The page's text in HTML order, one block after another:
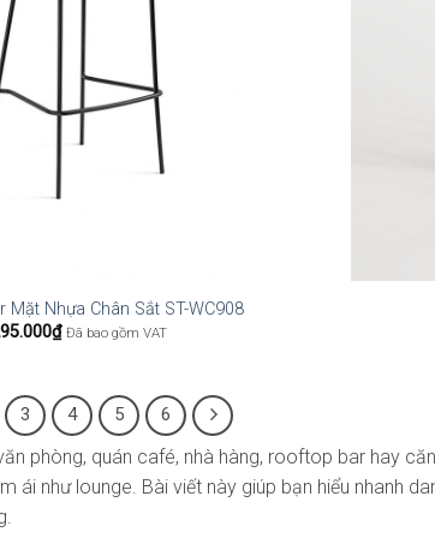
Mặt Nhựa Chân Sắt ST-WC908
₫ Đã bao gồm VAT
3 4 5 6
phòng, quán café, nhà hàng, rooftop bar hay
ái như lounge. Bài viết này giúp bạn hiểu nhanh